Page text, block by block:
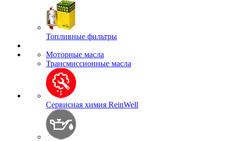
Топливные фильтры
Моторные масла
Трансмиссионные масла
Сервисная химия ReinWell